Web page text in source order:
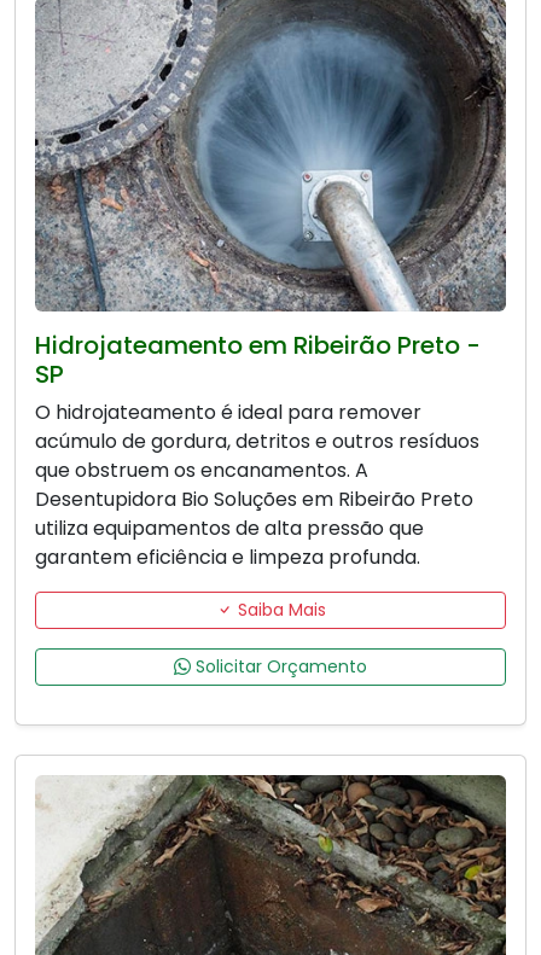
Hidrojateamento em Ribeirão Preto -
SP
O hidrojateamento é ideal para remover
acúmulo de gordura, detritos e outros resíduos
que obstruem os encanamentos. A
Desentupidora Bio Soluções em Ribeirão Preto
utiliza equipamentos de alta pressão que
garantem eficiência e limpeza profunda.
Saiba Mais
Solicitar Orçamento